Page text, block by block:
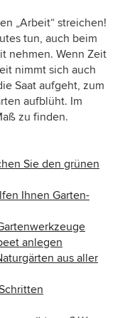
„Arbeit“ streichen!
tun, auch beim
nehmen. Wenn Zeit
nimmt sich auch
Saat aufgeht, zum
aufblüht. Im
zu finden.
Sie den grünen
Ihnen Garten-
anlegen
aus aller